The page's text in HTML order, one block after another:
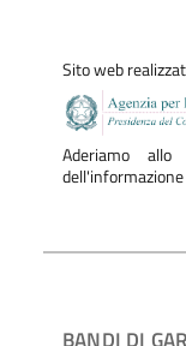
Sito web
Aderiamo allo
dell'informazione
BANDI DI